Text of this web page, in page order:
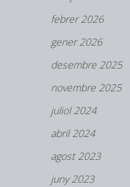
febrer 2026
gener 2026
desembre 2025
novembre 2025
juliol 2024
abril 2024
agost 2023
juny 2023